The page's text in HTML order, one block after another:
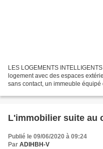
LES LOGEMENTS
logement avec des espaces
sans contact, un immeuble
L'immobilier suite au
Publié le 09/06/2020 à 09:24
Par ADIHBH-V